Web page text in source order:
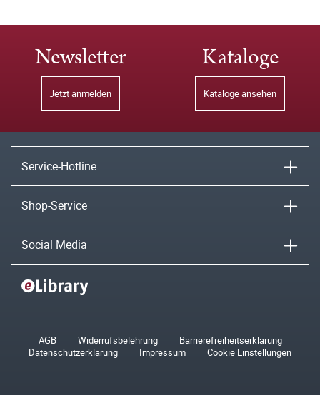
Newsletter
Jetzt anmelden
Kataloge
Kataloge ansehen
Service-Hotline
Shop-Service
Social Media
AGB Widerrufsbelehrung
Barrierefreiheitserklärung
Datenschutzerklärung
Impressum Cookie Einstellungen